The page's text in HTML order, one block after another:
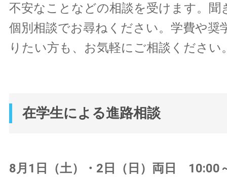
不安なことなどの相談を受けます。聞
個別相談でお尋ねください。学費や奨
りたい方も、お気軽にご相談ください
在学生による進路相談
8月1日（土）・2日（日）両日 10:00